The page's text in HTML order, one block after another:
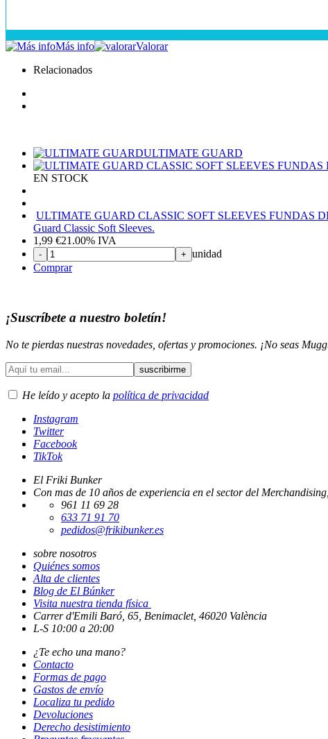
Más info
Valorar
Relacionados
ULTIMATE GUARD
EN STOCK
ULTIMATE GUARD CLASSIC SOFT SLEEVES FUNDAS
Guard Classic Soft Sleeves.
1,99 €21.00% IVA
- + unidad
Comprar
¡Suscríbete a nuestro boletín!
No te pierdas nuestras novedades, ofertas y promociones. ¡No seas
He leído y acepto la política de privacidad
Instagram
Twitter
Facebook
TikTok
El Friki Bunker
Con mas de 10 años de experiencia en el sector del
961 11 69 28
633 71 91 70
pedidos@frikibunker.es
sobre nosotros
Quiénes somos
Alta de clientes
Blog de El Búnker
Visita nuestra tienda física
Carrer d'Emili Baró, 65, Benimaclet, 46020 València
L-S 10:00 a 20:00
¿Te echo una mano?
Contacto
Formas de pago
Gastos de envío
Localiza tu pedido
Devoluciones
Derecho desistimiento